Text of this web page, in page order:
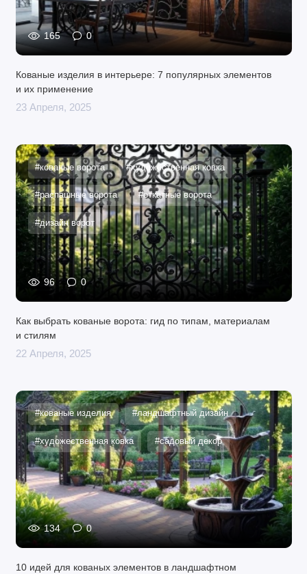
165 0
Кованые изделия в интерьере: 7 популярных элементов
и их применение
23 Апреля, 2025
#кованые ворота #художественная ковка
#распашные ворота #откатные ворота
#дизайн ворот
96 0
Как выбрать кованые ворота: гид по типам, материалам
и стилям
22 Апреля, 2025
#кованые изделия #ландшафтный дизайн
#художественная ковка #садовый декор
134 0
10 идей для кованых элементов в ландшафтном